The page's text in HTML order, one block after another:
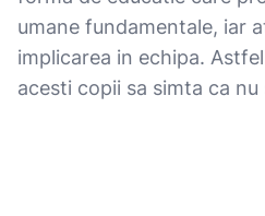
umane fundamentale, iar
implicarea in echipa.
acesti copii sa simta ca nu